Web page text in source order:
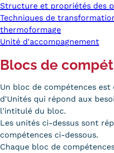
Structure et propriétés des
Techniques de
thermoformage
Unité d'accompagnement
Blocs de
Un bloc de compétences
d'Unités qui répond aux
l'intitulé du bloc.
Les unités ci-dessus sont
compétences ci-dessous.
Chaque bloc de